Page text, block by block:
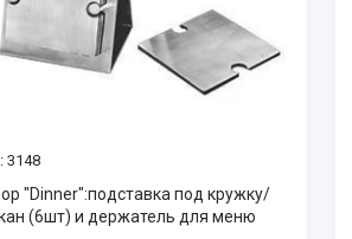
3148
"Dinner":подставка под кружку/
(6шт) и держатель для меню